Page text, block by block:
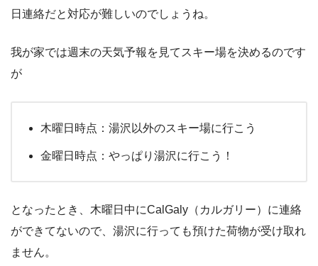
日連絡だと対応が難しいのでしょうね。
我が家では週末の天気予報を見てスキー場を決めるのです
が
木曜日時点：湯沢以外のスキー場に行こう
金曜日時点：やっぱり湯沢に行こう！
となったとき、木曜日中にCalGaly（カルガリー）に連絡
ができてないので、湯沢に行っても預けた荷物が受け取れ
ません。